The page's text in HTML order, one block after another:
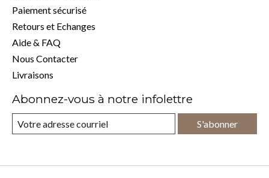
Paiement sécurisé
Retours et Echanges
Aide & FAQ
Nous Contacter
Livraisons
Abonnez-vous à notre infolettre
S'abonner